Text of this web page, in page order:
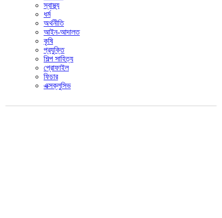
স্বাস্থ্য
ধর্ম
অর্থনীতি
আইন-আদালত
কৃষি
প্রযুক্তি
শিল্প সাহিত্য
প্রোফাইল
ফিচার
এক্সক্লুসিভ